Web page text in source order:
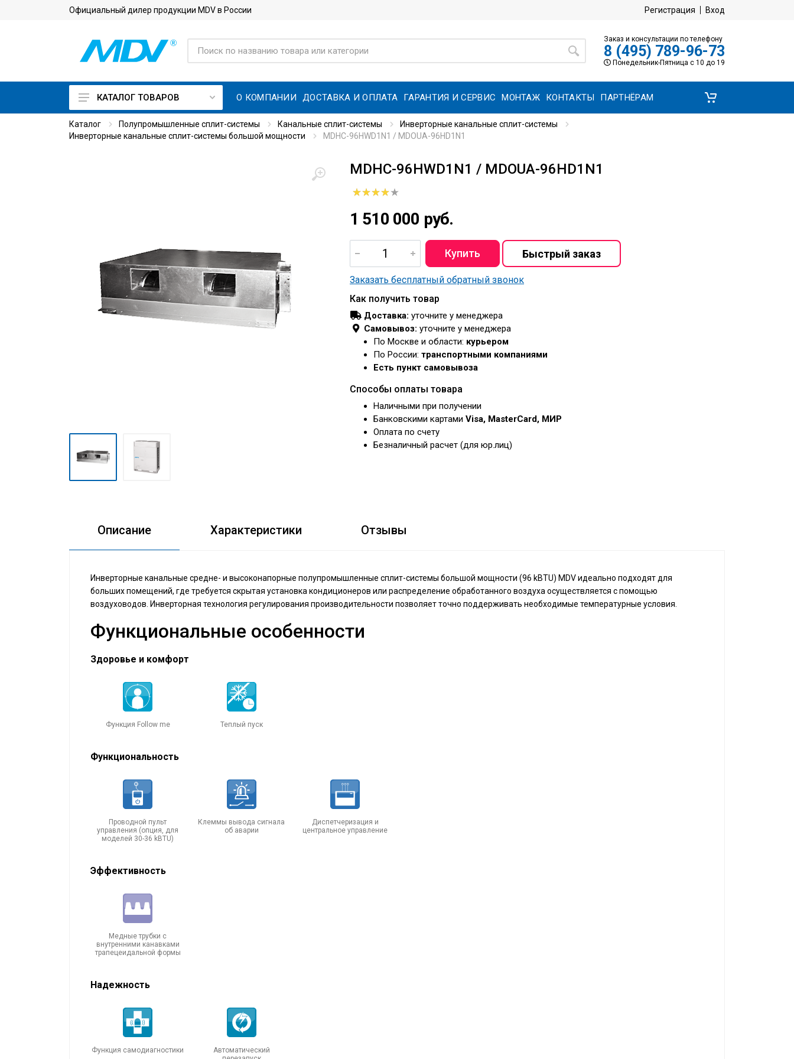
Официальный дилер продукции MDV в России Регистрация Вход
Заказ и консультации по телефону
8 (495) 789-96-73
Понедельник-Пятница с 10 до 19
On Off кондиционеры
Мульти сплит-системы
Полупромышленные сплит-
системы
Mini VRF-системы серия
конденсаторные блоки
Руфтопы
КАТАЛОГ ТОВАРОВ О КОМПАНИИ ДОСТАВКА И ОПЛАТА ГАРАНТИЯ И СЕРВИС МОНТАЖ КОНТАКТЫ ПАРТНЁРАМ
Каталог Полупромышленные сплит-системы Канальные сплит-системы
Инверторные канальные сплит-системы
Инверторные канальные сплит-системы большой мощности
MDHC-96HWD1N1 / MDOUA-96HD1N1
MDHC-96HWD1N1 / MDOUA-96HD1N1
1 510 000 руб.
Заказать бесплатный обратный звонок
Как получить товар
Доставка: уточните у менеджера
Самовывоз: уточните у менеджера
По Москве и области: курьером
По России: транспортными компаниями
Есть пункт самовывоза
Способы оплаты товара
Наличными при получении
Банковскими картами Visa, MasterCard, МИР
Оплата по счету
Безналичный расчет (для юр.лиц)
Описание Характеристики Отзывы
Инверторные канальные средне- и высоконапорные полупромышленные сплит-системы большой мощности (96 kBTU) MDV идеально подходят для
больших помещений, где требуется скрытая установка кондиционеров или распределение обработанного воздуха осуществляется с помощью
воздуховодов. Инверторная технология регулирования производительности позволяет точно поддерживать необходимые температурные условия.
Функциональные особенности
Здоровье и комфорт
Функция Follow me Теплый пуск
Функциональность
Проводной пульт
управления (опция, для
моделей 30-36 kBTU)
Клеммы вывода сигнала
об аварии
Диспетчеризация и
центральное управление
Эффективность
Медные трубки с
внутренними канавками
трапецеидальной формы
Надежность
Функция самодиагностики
Автоматический